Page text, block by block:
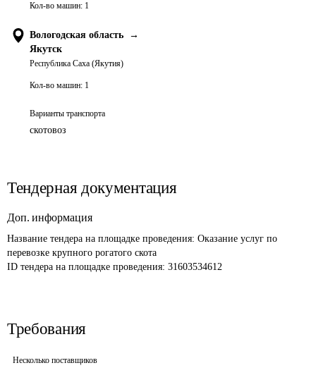
Кол-во машин: 1
Вологодская область
→
Якутск
Республика Саха (Якутия)
Кол-во машин: 1
Варианты транспорта
скотовоз
Тендерная документация
Доп. информация
Название тендера на площадке проведения: Оказание услуг по
перевозке крупного рогатого скота
ID тендера на площадке проведения: 31603534612
Требования
Несколько поставщиков